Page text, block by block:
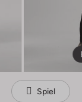
Spiel